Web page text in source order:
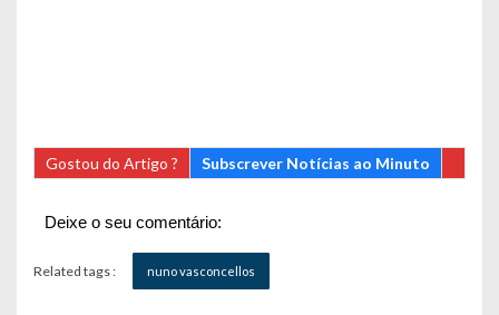
Gostou do Artigo ? Subscrever Notícias ao Minuto
Deixe o seu comentário:
Related tags : nuno vasconcellos